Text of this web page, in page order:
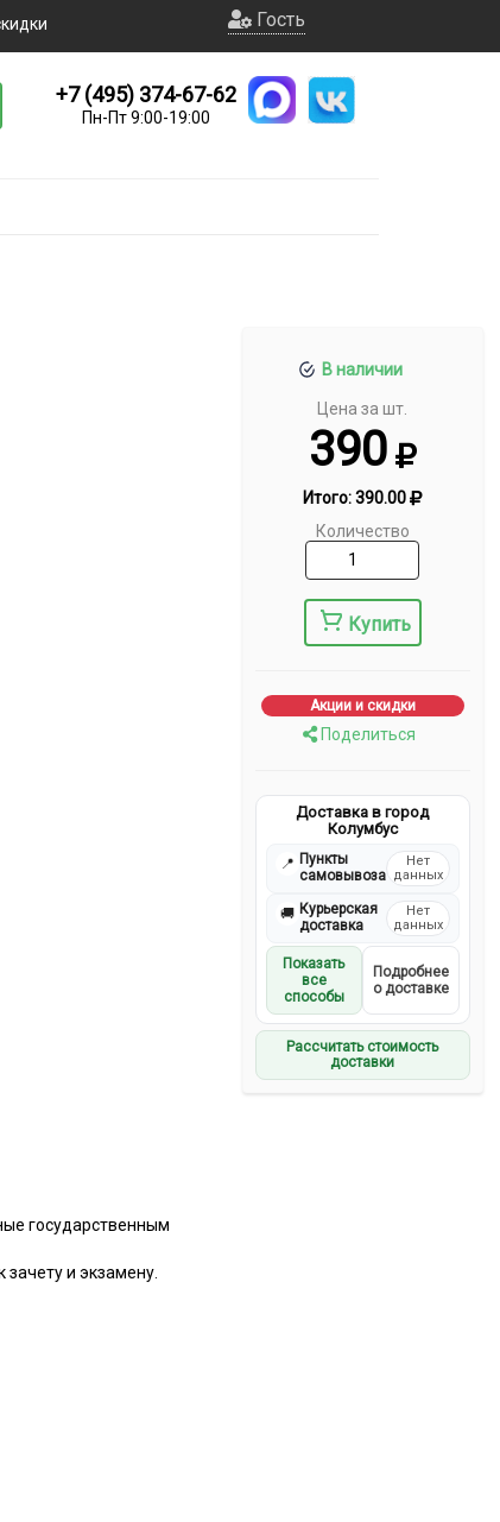
Гость
+7 (495) 374-67-62
Пн-Пт 9:00-19:00
В наличии
Цена за шт.
390
Итого:390.00
Количество
Купить
Акции и скидки
Поделиться
Доставка в город
Колумбус
📍 Пункты
самовывоза
Нет
данных
🚚 Курьерская
доставка
Нет
данных
Показать
все
способы
Подробнее
о доставке
Рассчитать стоимость
доставки
государственным
и экзамену.